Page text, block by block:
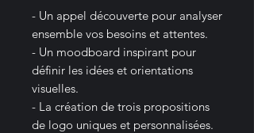
- Un appel découverte pour analyser
ensemble vos besoins et attentes.
- Un moodboard inspirant pour
définir les idées et orientations
visuelles.
- La création de trois propositions
de logo uniques et personnalisées.